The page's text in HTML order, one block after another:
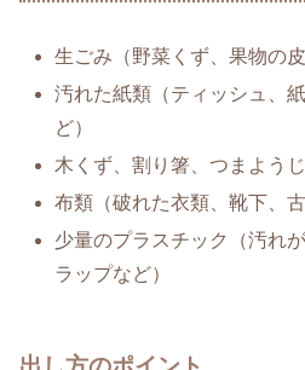
生ごみ（野菜くず、果物の
汚れた紙類（ティッシュ、
ど）
木くず、割り箸、つまようじ
布類（破れた衣類、靴下、
少量のプラスチック（汚れ
ラップなど）